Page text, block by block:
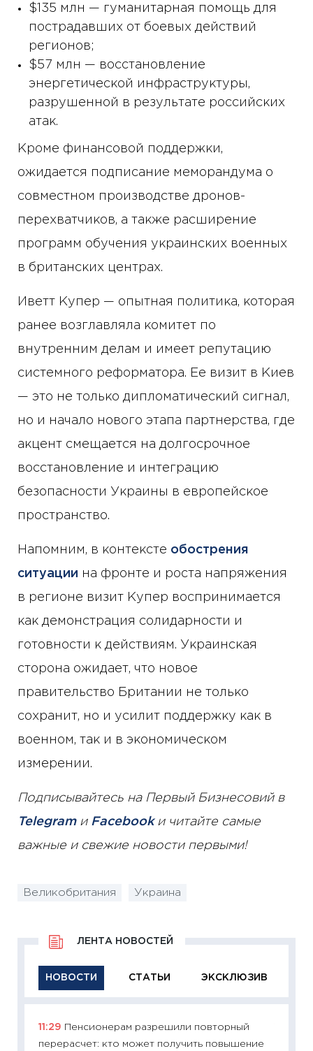
$135 млн — гуманитарная помощь для
пострадавших от боевых действий
регионов;
$57 млн ​​— восстановление
энергетической инфраструктуры,
разрушенной в результате российских
атак.
Кроме финансовой поддержки,
ожидается подписание меморандума о
совместном производстве дронов-
перехватчиков, а также расширение
программ обучения украинских военных
в британских центрах.
Иветт Купер — опытная политика, которая
ранее возглавляла комитет по
внутренним делам и имеет репутацию
системного реформатора. Ее визит в Киев
— это не только дипломатический сигнал,
но и начало нового этапа партнерства, где
акцент смещается на долгосрочное
восстановление и интеграцию
безопасности Украины в европейское
пространство.
Напомним, в контексте обострения
ситуации на фронте и роста напряжения
в регионе визит Купер воспринимается
как демонстрация солидарности и
готовности к действиям. Украинская
сторона ожидает, что новое
правительство Британии не только
сохранит, но и усилит поддержку как в
военном, так и в экономическом
измерении.
Подписывайтесь на Первый Бизнесовий в
Telegramи Facebookи читайте самые
важные и свежие новости первыми!
Великобритания Украина
НОВОСТИ СТАТЬИ ЭКСКЛЮЗИВ
ЛЕНТА НОВОСТЕЙ
11:29
Пенсионерам разрешили повторный
перерасчет: кто может получить повышение